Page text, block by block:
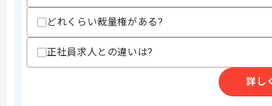
支払いサイト
商談回数
1回
どれくらい裁量権がある?
正社員求人との違いは?
詳し